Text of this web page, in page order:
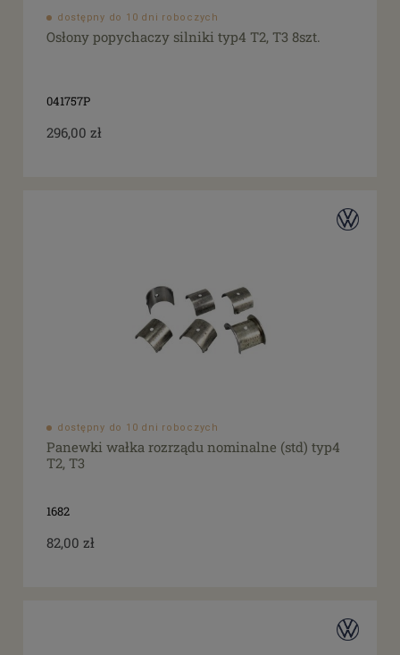
dostępny do 10 dni roboczych
Osłony popychaczy silniki typ4 T2, T3 8szt.
041757P
296,00 zł
dostępny do 10 dni roboczych
Panewki wałka rozrządu nominalne (std) typ4
T2, T3
1682
82,00 zł